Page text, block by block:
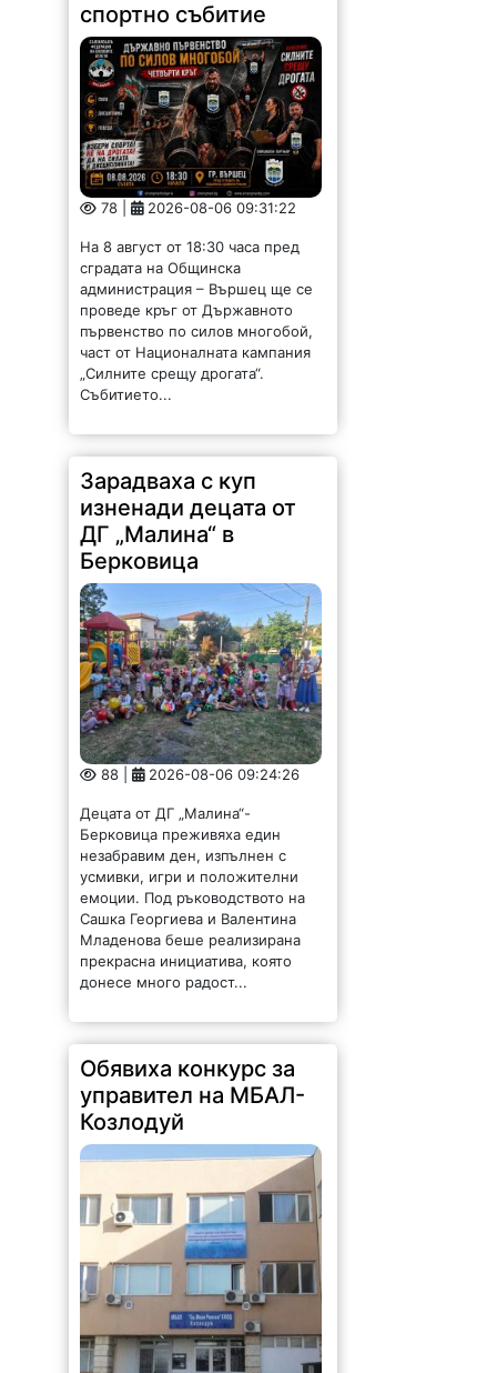
78 | 2026-08-06 09:31:22
На 8 август от 18:30 часа пред
администрация – Вършец ще се
проведе кръг от Държавното
първенство по силов многобой,
част от Националната кампания
„Силните срещу дрогата“.
Събитието...
Зарадваха с куп
изненади децата от
ДГ „Малина“ в
Берковица
88 | 2026-08-06 09:24:26
Децата от ДГ „Малина“-
незабравим ден, изпълнен с
усмивки, игри и положителни
емоции. Под ръководството на
Сашка Георгиева и Валентина
Младенова беше реализирана
прекрасна инициатива, която
донесе много радост...
Обявиха конкурс за
управител на МБАЛ-
Козлодуй